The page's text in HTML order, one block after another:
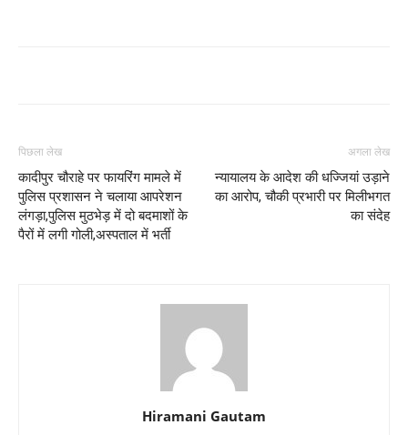
पिछला लेख
कादीपुर चौराहे पर फायरिंग मामले में
पुलिस प्रशासन ने चलाया आपरेशन
लंगड़ा,पुलिस मुठभेड़ में दो बदमाशों के
पैरों में लगी गोली,अस्पताल में भर्ती
अगला लेख
न्यायालय के आदेश की धज्जियां उड़ाने
का आरोप, चौकी प्रभारी पर मिलीभगत
का संदेह
Hiramani Gautam